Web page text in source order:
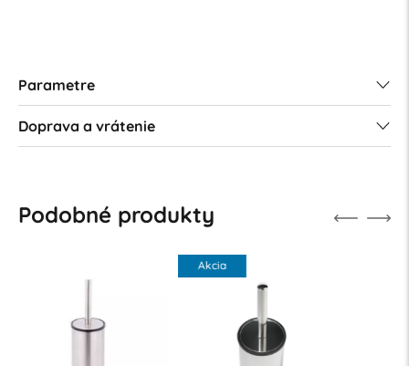
Parametre
Doprava a vrátenie
Podobné produkty